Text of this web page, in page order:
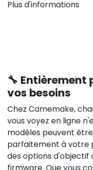
Plus d'informations
🔧 Entièrement
vos besoins
Chez Camemake,
vous voyez en ligne
modèles peuvent
parfaitement à votre
des options d'objectif
firmware. Que vous